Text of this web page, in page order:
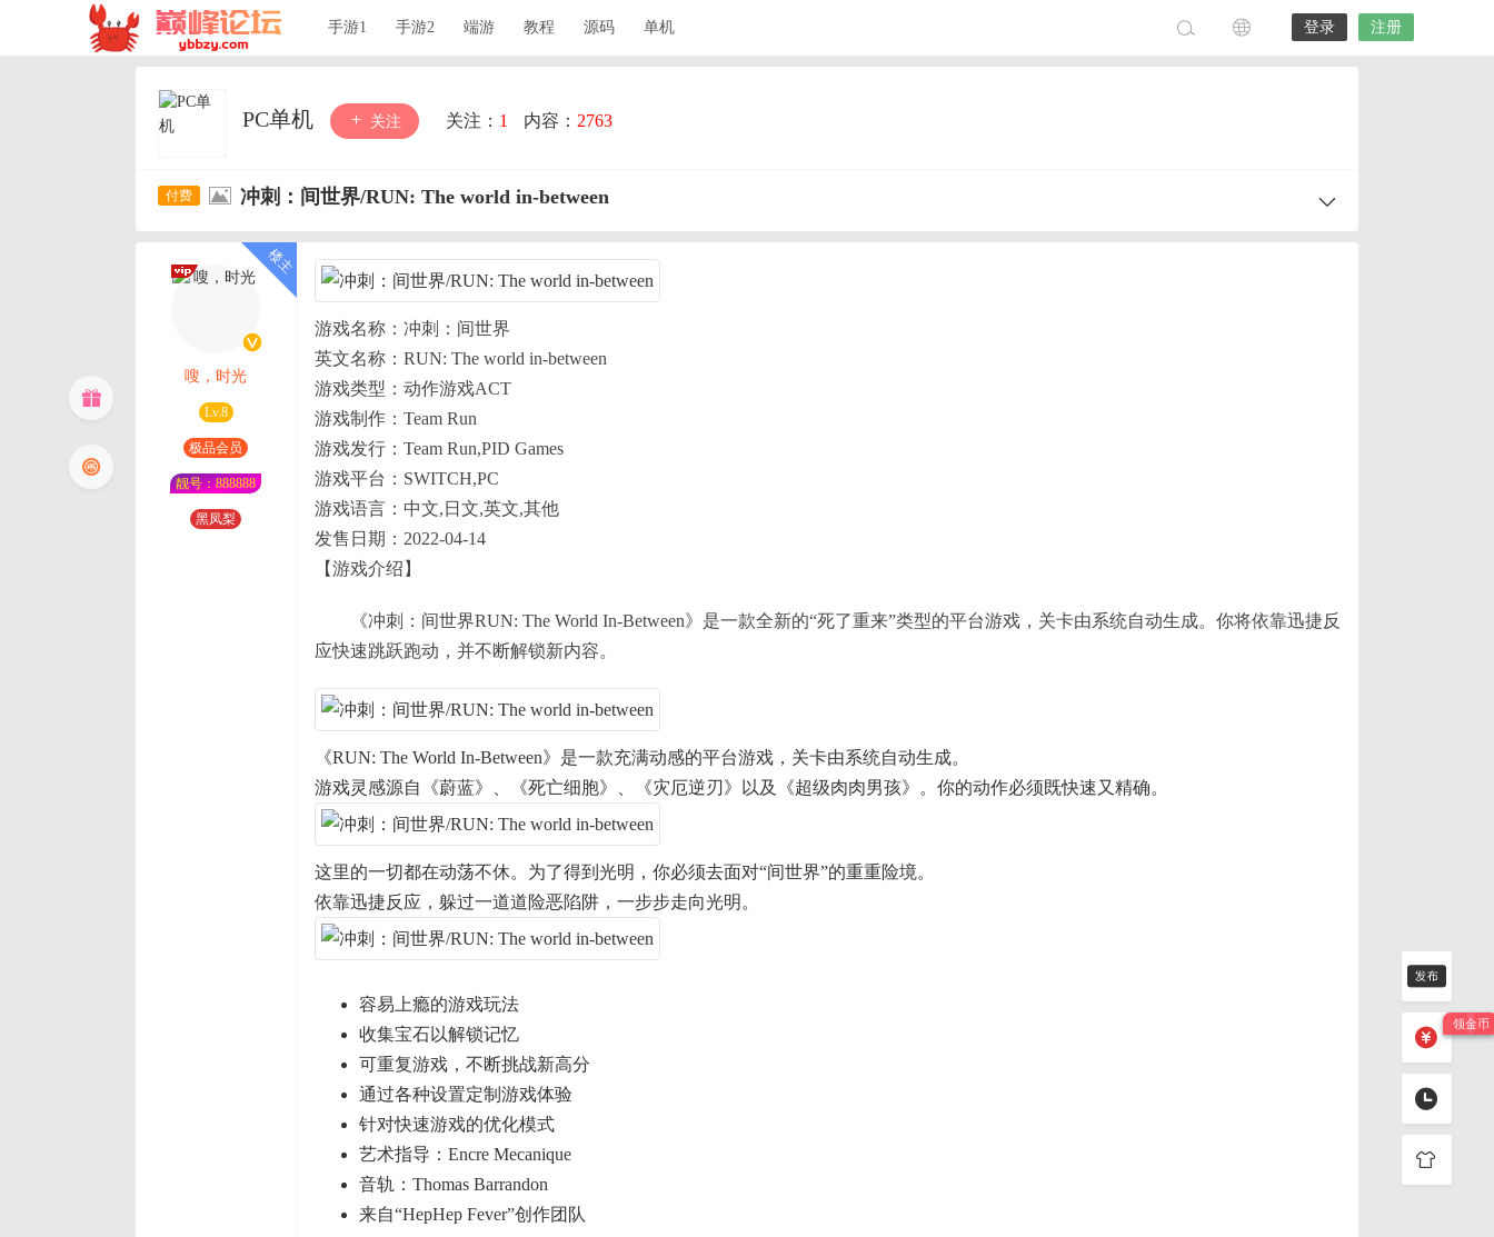
手游1 手游2 端游 教程 源码 单机 登录 注册
PC单机 关注 关注： 1 内容： 2763
冲刺：间世界/RUN: The world in-between
嗖，时光
Lv.8
极品会员
靓号：888888
黑凤梨
游戏名称：冲刺：间世界
英文名称：RUN: The world in-between
游戏类型：动作游戏ACT
游戏制作：Team Run
游戏发行：Team Run,PID Games
游戏平台：SWITCH,PC
游戏语言：中文,日文,英文,其他
发售日期：2022-04-14
【游戏介绍】
《冲刺：间世界RUN: The World In-Between》是一款全新的“死了重来”类型的平台游戏，关卡由系统自动生成。你将依靠迅捷反
应快速跳跃跑动，并不断解锁新内容。
《RUN: The World In-Between》是一款充满动感的平台游戏，关卡由系统自动生成。
游戏灵感源自《蔚蓝》、《死亡细胞》、《灾厄逆刃》以及《超级肉肉男孩》。你的动作必须既快速又精确。
这里的一切都在动荡不休。为了得到光明，你必须去面对“间世界”的重重险境。
依靠迅捷反应，躲过一道道险恶陷阱，一步步走向光明。
容易上瘾的游戏玩法
收集宝石以解锁记忆
可重复游戏，不断挑战新高分
通过各种设置定制游戏体验
针对快速游戏的优化模式
艺术指导：Encre Mecanique
音轨：Thomas Barrandon
来自“HepHep Fever”创作团队